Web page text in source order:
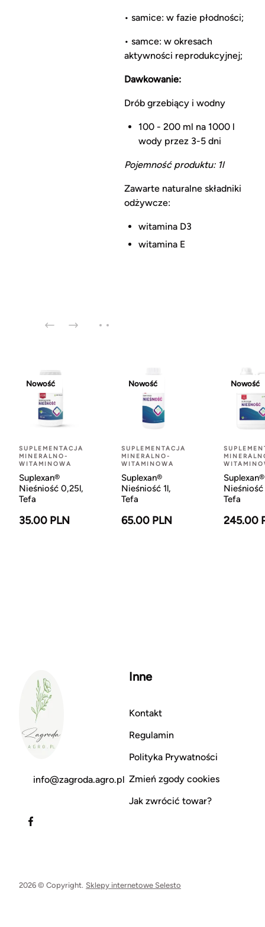
• samice: w fazie płodności;
• samce: w okresach
aktywności reprodukcyjnej;
Dawkowanie:
Drób grzebiący i wodny
100 - 200 ml na 1000 l
wody przez 3-5 dni
Pojemność produktu: 1l
Zawarte naturalne składniki
odżywcze:
witamina D3
witamina E
Nowość
SUPLEMENTACJA
MINERALNO-
WITAMINOWA
Suplexan®
Nieśniość 0,25l,
Tefa
35.00 PLN
Nowość
SUPLEMENTACJA
MINERALNO-
WITAMINOWA
Suplexan®
Nieśniość 1l,
Tefa
65.00 PLN
Nowość
Suplexan®
Nieśniość
Tefa
245.00
info@zagroda.agro.pl
Inne
Kontakt
Regulamin
Polityka Prywatności
Zmień zgody cookies
Jak zwrócić towar?
2026 © Copyright. Sklepy internetowe Selesto